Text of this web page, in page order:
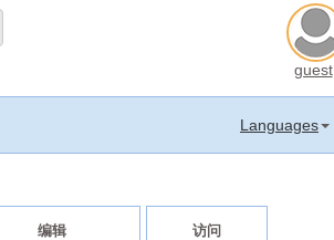
guest
Languages
编辑 访问